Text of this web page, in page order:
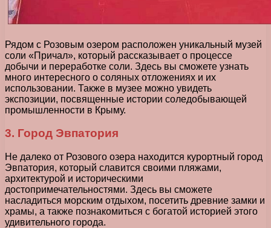
Рядом с Розовым озером расположен уникальный музей
соли «Причал», который рассказывает о процессе
добычи и переработке соли. Здесь вы сможете узнать
много интересного о соляных отложениях и их
использовании. Также в музее можно увидеть
экспозиции, посвященные истории соледобывающей
промышленности в Крыму.
3. Город Эвпатория
Не далеко от Розового озера находится курортный город
Эвпатория, который славится своими пляжами,
архитектурой и историческими
достопримечательностями. Здесь вы сможете
насладиться морским отдыхом, посетить древние замки и
храмы, а также познакомиться с богатой историей этого
удивительного города.